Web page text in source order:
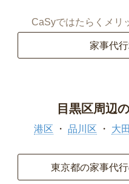
CaSyではたらくメリ
家事代
目黒区周辺
港区 品川区 大
東京都の家事代